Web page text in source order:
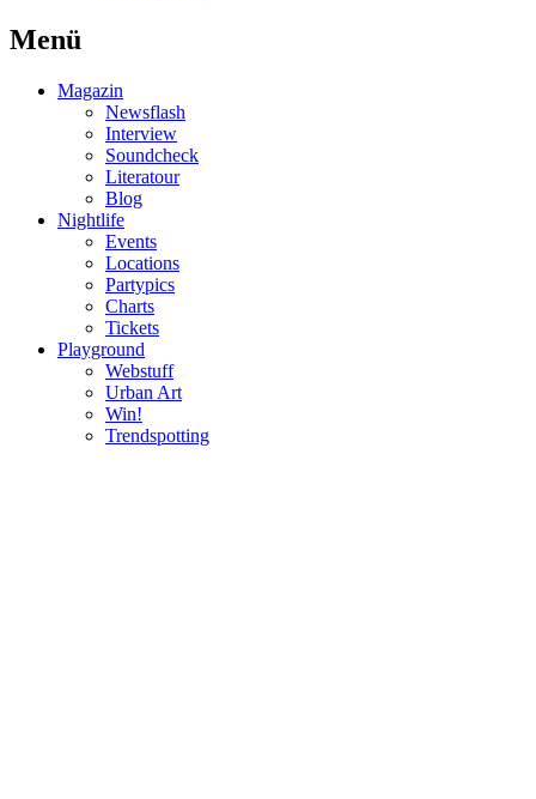
Menü
Magazin
Newsflash
Interview
Soundcheck
Literatour
Blog
Nightlife
Events
Locations
Partypics
Charts
Tickets
Playground
Webstuff
Urban Art
Win!
Trendspotting